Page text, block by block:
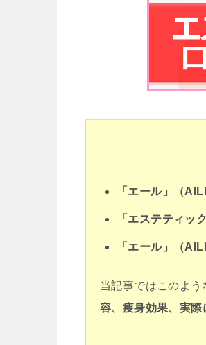
「エール」（
「エステティッ
「エール」（
当記事ではこのよう
容、痩身効果、実